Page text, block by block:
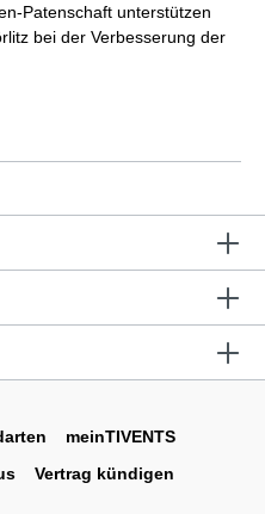
Patenschaft unterstützen
bei der Verbesserung der
meinTIVENTS
Vertrag kündigen